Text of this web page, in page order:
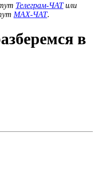
Телеграм-ЧАТили
MAX-ЧАТ.
в